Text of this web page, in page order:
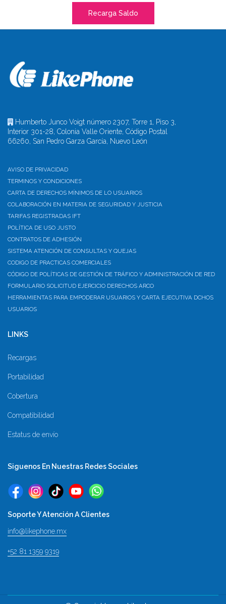
Recarga Saldo
Humberto Junco Voigt número 2307, Torre 1, Piso 3,
Interior 301-28, Colonia Valle Oriente, Código Postal
66260, San Pedro Garza García, Nuevo León
AVISO DE PRIVACIDAD
TERMINOS Y CONDICIONES
CARTA DE DERECHOS MÍNIMOS DE LO USUARIOS
COLABORACIÓN EN MATERIA DE SEGURIDAD Y JUSTICIA
TARIFAS REGISTRADAS IFT
POLÍTICA DE USO JUSTO
CONTRATOS DE ADHESIÓN
SISTEMA ATENCIÓN DE CONSULTAS Y QUEJAS
CODIGO DE PRACTICAS COMERCIALES
CÓDIGO DE POLÍTICAS DE GESTIÓN DE TRÁFICO Y ADMINISTRACIÓN DE RED
FORMULARIO SOLICITUD EJERCICIO DERECHOS ARCO
HERRAMIENTAS PARA EMPODERAR USUARIOS Y CARTA EJECUTIVA DCHOS
USUARIOS
LINKS
Recargas
Portabilidad
Cobertura
Compatibilidad
Estatus de envío
Siguenos En Nuestras Redes Sociales
Soporte Y Atención A Clientes
info@likephone.mx
+52 81 1359 9319